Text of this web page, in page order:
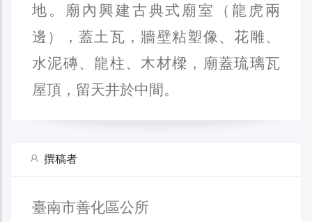
地。廟內興建古典式廟室（龍虎兩
邊），蓋土瓦，牆壁粘塑像、花雕、
水泥磚、龍柱、木材樑，廟蓋琉璃瓦
屋頂，留天井於中間。
撰稿者
臺南市善化區公所